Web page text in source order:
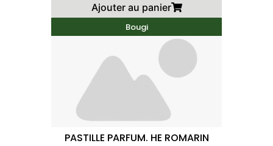
Ajouter au panier
Bougi
PASTILLE PARFUM. HE ROMARIN